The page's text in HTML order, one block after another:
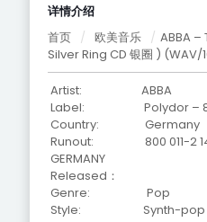
详情介绍
首页 / 欧美音乐 / ABBA
Silver Ring CD 银圈 ) (WAV/
Artist: ABBA
Label: Polydor –
Country: Germany
Runout: 800 011-2
GERMANY
Released：
Genre: Pop
Style: Synth-pop